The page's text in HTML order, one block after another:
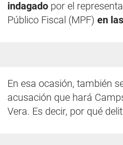
indagado por el
Público Fiscal (MPF) en
En esa ocasión, también
acusación que hará
Vera. Es decir, por qué